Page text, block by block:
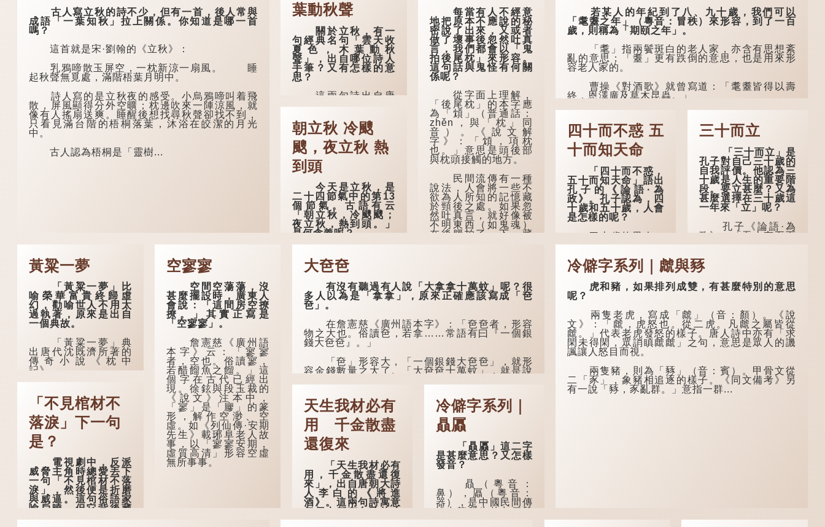
古人寫立秋的詩不少，但有一首，後人常與
成語「一葉知秋」拉上關係。你知道是哪一首
嗎？
這首就是宋·劉翰的《立秋》：
乳鴉啼散玉屏空，一枕新涼一扇風。 睡
起秋聲無覓處，滿階梧葉月明中。
詩人寫的是立秋夜的感受。小烏鴉啼叫着飛
散，屏風顯得分外空曠；枕邊吹來一陣涼風，就
像有人搖扇送爽。睡醒後想找尋秋聲卻找不到，
只看見滿台階的梧桐落葉，沐浴在皎潔的月光
中。
古人認為梧桐是「靈樹...
葉動秋聲
關於立秋，有一
句經典名句「雲天收
夏色，木葉動秋
聲」，出自哪位詩人
手筆？又有怎樣的意
思？
這兩句詩出自唐
代詩人劉言史的《立
替之際最經典的詩句
之一。
《立秋》全詩如
下：
茲晨戒流火，商
飆早已驚。 雲天
收夏色，木葉動秋
聲。
詩的前兩句寫的
是：這一天早晨，天
上的「流火」（指大
始消退，涼爽的秋風
（商飆，即西風）已
經悄然吹起。後兩
句，便是全詩的靈
魂...
朝立秋 冷颼
颼，夜立秋 熱
到頭
今天是立秋，是
二十四節氣中的第13
個節氣。古語有云
「朝立秋，冷颼颼；
夜立秋，熱到頭。」
是何含義呢？
崔寔《四民月令》：
「朝立秋，冷颼颼；
夜立秋，熱到頭」。
到了清代，顧祿在
《清嘉錄》中記錄蘇
州風俗時，也引用了
這句諺語。不過當地
百姓的口頭說法是
「朝立秋，渹颼颼；
夜立秋，熱吽吽」。
但意思完全一致。
了古人的一種樸素觀
察：如果立秋的精
確...
每當有人不經意
地把原本不應說的秘
密說了出來，又或者
做了壞事後忽然吐真
言，我們都會以「鬼
拍後尾枕」來形容。
這句話與鬼怪有何關
係呢？
從字面上理解，
「後尾枕」的本字應
為「䪴」（普通話：
zhěn，與「枕」同
音）。《說文解
字》：「䪴，項枕
也。」意思是頭後部
與枕頭接觸的地方。
民間流傳有一種
說法，人會將一些不
欲為人所知的記憶藏
於頸後之處。如果忽
然吐真言，就好像被
不明東西（如鬼魂）
在後腦拍了一下，藏
若某人的年紀到了八、九十歲，我們可以
「耄耋之年」（粵音：冒秩）來形容，到了一百
歲，則稱為「期頤之年」。
「耄」指兩鬢斑白的老人家，亦含有思想紊
亂的意思；「耋」更有跌倒的意思，也是用來形
容老人家的。
曹操《對酒歌》就曾寫道：「耄耋皆得以壽
終，恩澤廣及草木昆蟲。」
那麼就可以稱為「期頤」。《禮記.曲禮
上》：「百年曰期頤。」鄭玄註：「期，猶要
也；頤，養也。不知衣服食味，孝子要盡養道...
四十而不惑 五
十而知天命
「四十而不惑，
五十而知天命」語出
孔子的《論語·為
政》。孔子認為，四
十歲和五十歲，人會
是怎樣的呢？
四十歲的男人，
理論上應該事業有
庭。經歷了許多人與
事之後，對事物有了
自己的判斷能力，不
會輕易為表象所迷
惑。
孔子在《論語·
子罕》也說：「知者
不惑，仁者不憂，勇
者不懼。」「知」與
智慧的「智」相通，
四十歲的男人應已累
積足夠智慧，不再對
自己的人生感到困
惑、憂慮與恐懼。
三十而立
「三十而立」是
孔子對自己三十歲的
自我評價。他認為三
十歲是人生的重要階
段。要立甚麼？又為
甚麼選擇在三十歲這
一年來「立」呢？
孔子《論語·為
政》：「吾十有五而
知天命，六十而耳
順，七十而從心所
欲，不逾矩。」
般於二十歲進行冠
禮，冠禮完成後便是
成人，但由於未達壯
年，所以又稱「弱
冠」。《禮記·曲
生十年曰幼，學；二
十曰弱，冠；三十曰
壯，有室。」這說明
三十歲在...
黃粱一夢
「黃粱一夢」比
喻榮華富貴終歸虛
幻，勸喻世人不用太
過執著，原來是出自
一個典故。
「黃粱一夢」典
出唐代沈既濟所著的
傳奇小說《枕中
記》。
唐朝開元年間，有一
個窮困潦倒的盧姓書
生，在上京赴考的途
中經過一間旅店休
息，碰巧遇到一位呂
姓道士，兩人暢談甚
言談間，盧姓書
生感慨自己雖貴為讀
書人，但一直未能考
取功名，仍然貧困，
感到十分落泊。於
是，道士拿出一個青
「不見棺材不
落淚」下一句
是？
電視劇中，反派
威脅主角時總愛丟下
一句「不見棺材不落
淚」，然後便是折磨
與威逼。這句俗語家
喻戶曉，但它背後藏
着怎樣的故事呢？
空寥寥
空間空蕩蕩，沒
甚麼擺設時，廣東人
會說：「這間房空撩
撩。」其實正寫是
「空寥寥」。
詹憲慈《廣州語
本字》云：「寥寥
者，空也。俗讀寥，
若醋餾魚之餾。」這
個字在古代已經出
現。徐鉉與段玉裁的
《說文》注本中，
「寥」是「廫」的篆
形，解作空渺、空
虛。如《列仙傳·安期
先生》載琊阜老人故
事，以「寥寥安期，
虛質高清」形容空虛
無所事事。
大夿夿
有沒有聽過有人說「大拿拿十萬蚊」呢？很
多人以為是「拿拿」，原來正確應該寫成「夿
夿」。
在詹憲慈《廣州語本字》：「夿夿者，形容
物之大也。俗讀夿，若拿……常語有曰『一個銀
錢大夿夿』。」
「夿」形容大，「一個銀錢大夿夿」，就形
容金錢數量之大了。「大夿夿十萬蚊」，就是說
不過，「夿」字本音讀作「巴（bā）」，因
此「大夿夿」理應讀成「大巴巴」。問題是，若
依足本音，...
天生我材必有
用 千金散盡
還復來
「天生我材必有
用，千金散盡還復
來」，出自唐朝大詩
人李白的《將進
酒》。這兩句詩寓意
每個人都有自己的才
能，必有用處，在失
冷僻字系列｜
贔屭
「贔屭」這二字
是甚麼意思？又怎樣
發音？
贔（粵音：
鼻），屭（粵音：
器），是中國民間傳
說中龍所生的九個兒
冷僻字系列｜虤與豩
虎和豬，如果排列成雙，有甚麼特別的意思
呢？
兩隻老虎，寫成「虤」（音：顏）。《說
文》：「虤，虎怒也。從二虎。凡虤之屬皆從
虤。」代表老虎發怒的樣子。唐人詩中亦有「求
閑未得閑，眾誚瞋虤虤」之句，意思是眾人的譏
諷讓人怒目而視。
兩隻豬，則為「豩」（音：賓）。甲骨文從
二「豕」，象豬相追逐的樣子。《同文備考》另
有一說「豩，豕亂群。」意指一群...